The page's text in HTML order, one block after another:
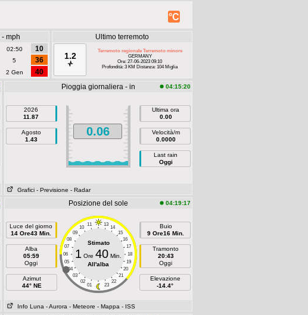
°C
- mph
02:50
10
5
36
2 Gen 40
Ultimo terremoto
1.2
Terremoto regionale Terremoto minore
GERMANY
Ore: 27-06-2023 09:10
Profondità: 3 KM Distanza: 104 Miglia
Pioggia giornaliera - in 04:15:20
2026
11.87
Agosto
1.43
0.06
Ultima ora
0.00
Velocità/m
0.0000
Last rain
Oggi
Grafici - Previsione - Radar
Posizione del sole 04:19:17
Luce del giorno
14 Ore43 Min.
Alba
05:59
Oggi
Azimut
44° NE
11 13
10
14
09
15
08
16
07
17
06
18
05
19
04
20
03
21
02
22
01 23
Stimato
1 Ore 40 Min.
All'alba
Buio
9 Ore16 Min.
Tramonto
20:43
Oggi
Elevazione
-14.4°
Info Luna - Aurora - Meteore - Mappa - ISS